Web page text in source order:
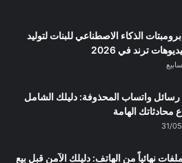
أشهر 4 برومبتات الذكاء الاصطناعي للبنات لتوليد
ترند في 2026
رسائل واتساب المحذوفة: دليلك الشامل
محادثاتك الهامة
31/
نهائياً من الهاتف: دليلك الآمن قبل بيع